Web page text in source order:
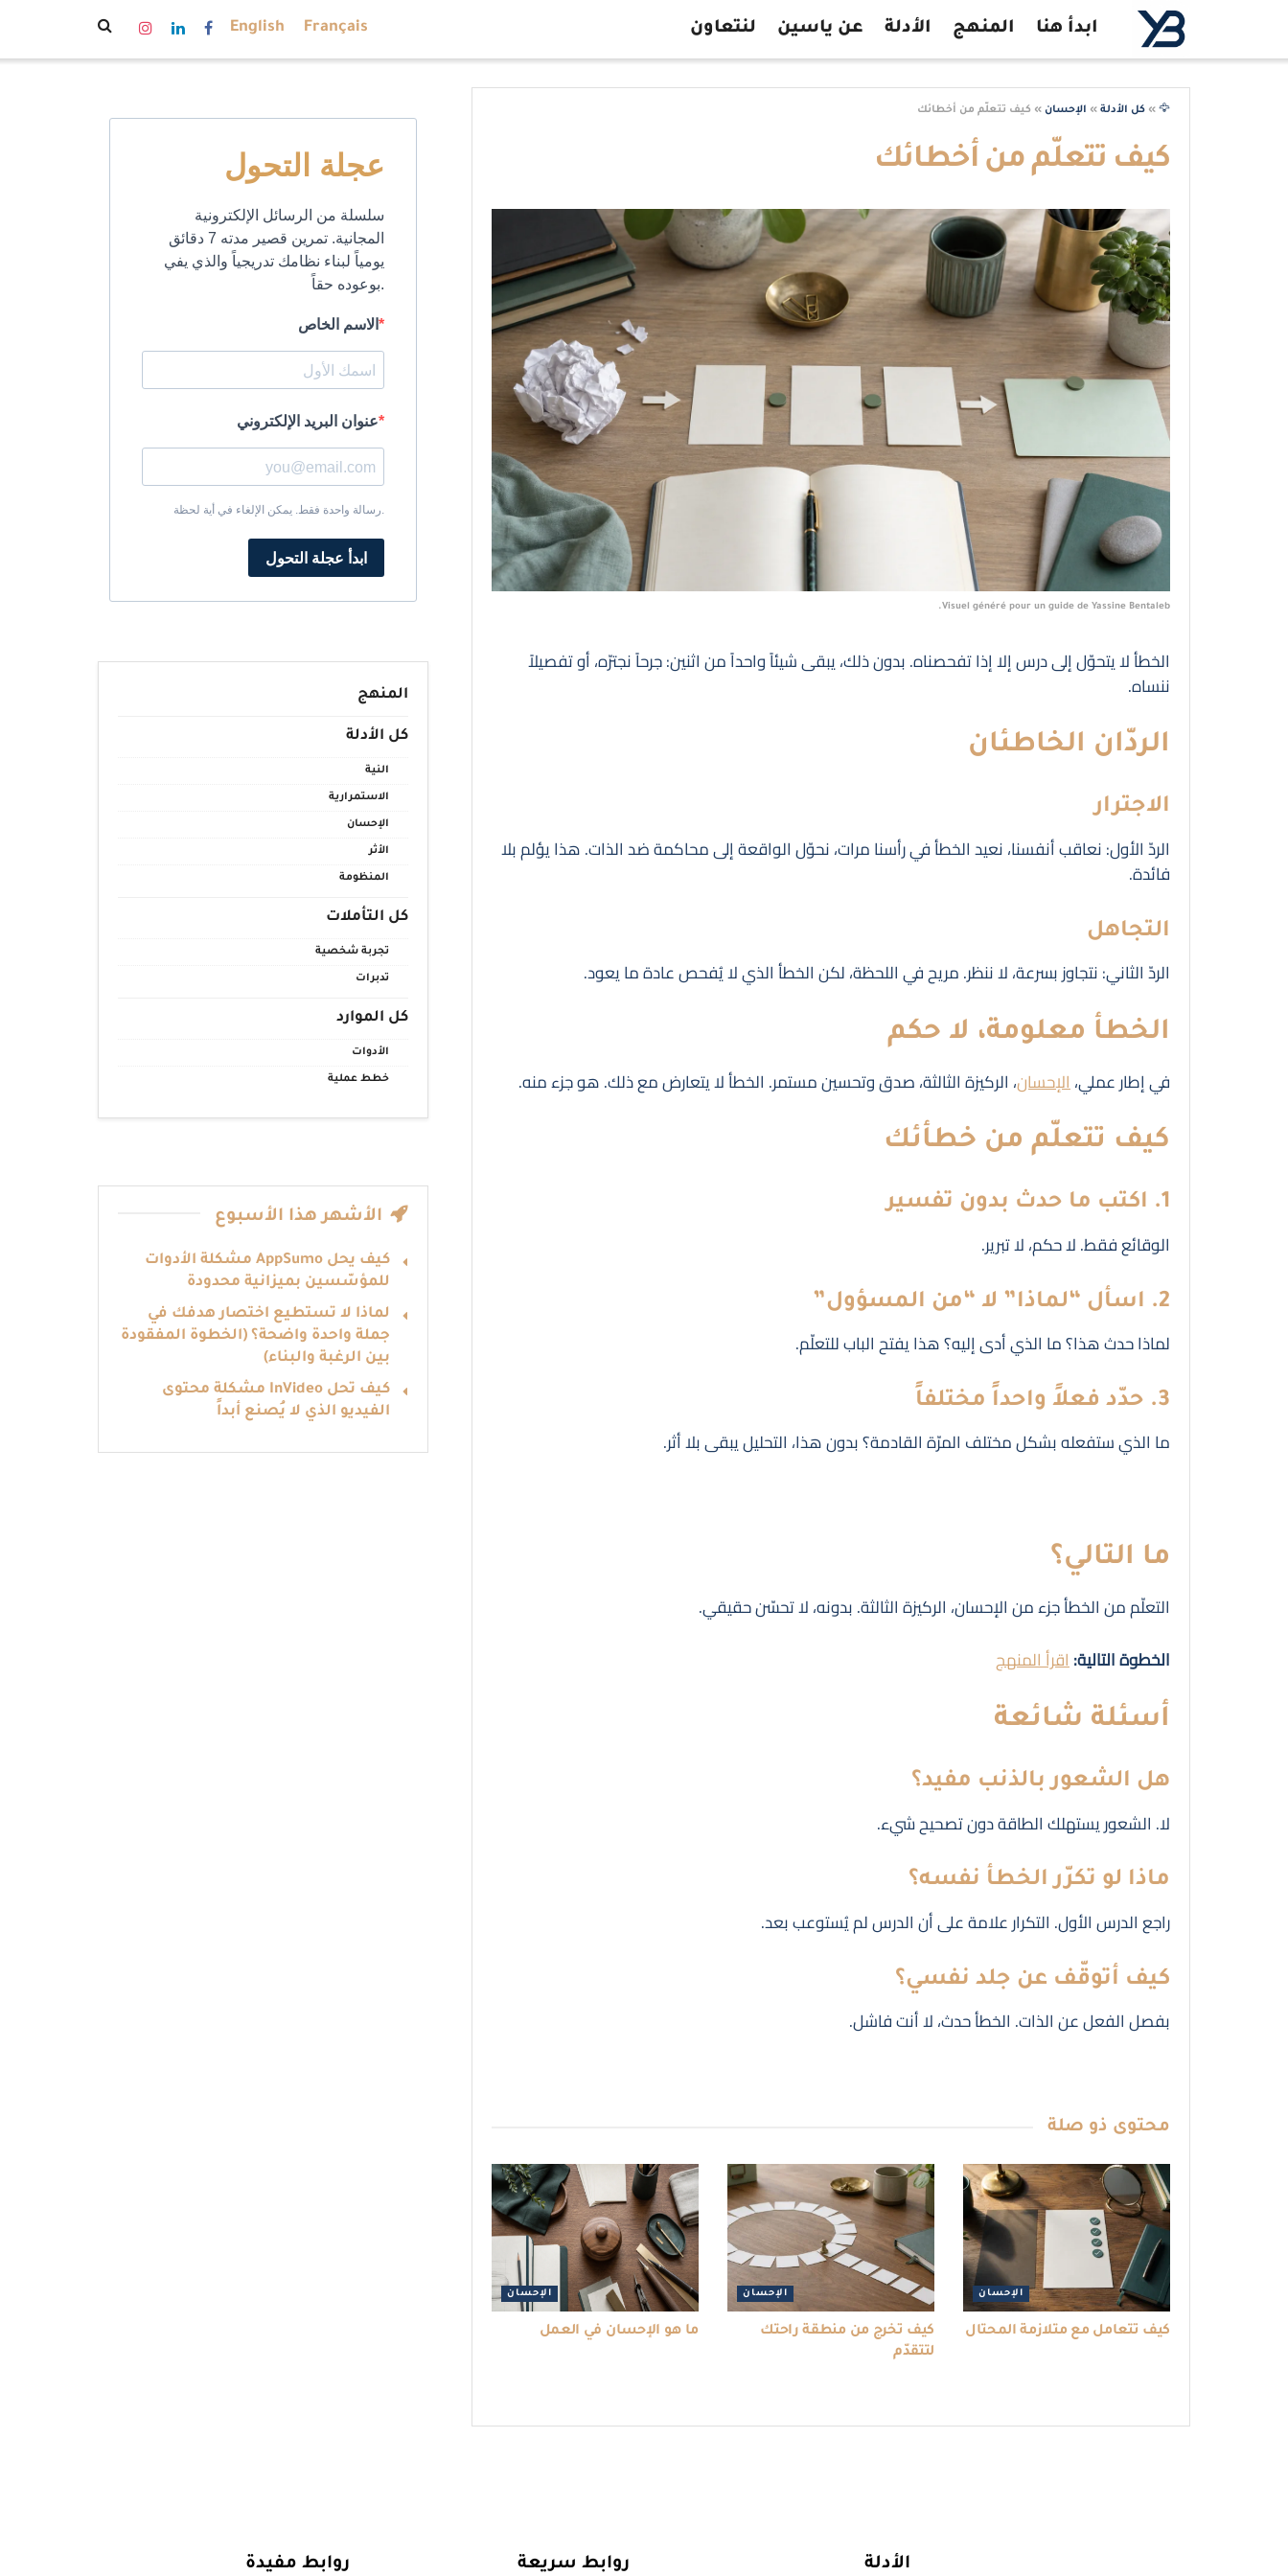
ابدأ هنا المنهج الأدلة عن ياسين لنتعاون Français
English
🦅
» كل الأدلة » الإحسان » كيف تتعلّم من أخطائك
كيف تتعلّم من أخطائك
Visuel généré pour un guide de Yassine Bentaleb.
الخطأ لا يتحوّل إلى درس إلا إذا تفحصناه. بدون ذلك، يبقى شيئاً واحداً من اثنين: جرحاً نجترّه، أو تفصيلاً
ننساه.
الردّان الخاطئان
الاجترار
الردّ الأول: نعاقب أنفسنا، نعيد الخطأ في رأسنا مرات، نحوّل الواقعة إلى محاكمة ضد الذات. هذا يؤلم بلا
فائدة.
التجاهل
الردّ الثاني: نتجاوز بسرعة، لا ننظر. مريح في اللحظة، لكن الخطأ الذي لا يُفحص عادة ما يعود.
الخطأ معلومة، لا حكم
في إطار عملي،الإحسان، الركيزة الثالثة، صدق وتحسين مستمر. الخطأ لا يتعارض مع ذلك. هو جزء منه.
كيف تتعلّم من خطأئك
1. اكتب ما حدث بدون تفسير
الوقائع فقط. لا حكم، لا تبرير.
2. اسأل “لماذا” لا “من المسؤول”
لماذا حدث هذا؟ ما الذي أدى إليه؟ هذا يفتح الباب للتعلّم.
3. حدّد فعلاً واحداً مختلفاً
ما الذي ستفعله بشكل مختلف المرّة القادمة؟ بدون هذا، التحليل يبقى بلا أثر.
ما التالي؟
التعلّم من الخطأ جزء من الإحسان، الركيزة الثالثة. بدونه، لا تحسّن حقيقي.
الخطوة التالية:اقرأ المنهج
أسئلة شائعة
هل الشعور بالذنب مفيد؟
لا. الشعور يستهلك الطاقة دون تصحيح شيء.
ماذا لو تكرّر الخطأ نفسه؟
راجع الدرس الأول. التكرار علامة على أن الدرس لم يُستوعب بعد.
كيف أتوقّف عن جلد نفسي؟
بفصل الفعل عن الذات. الخطأ حدث، لا أنت فاشل.
محتوى ذو صلة
الإحسان
كيف تتعامل مع متلازمة المحتال
الإحسان
كيف تخرج من منطقة راحتك
لتتقدّم
الإحسان
ما هو الإحسان في العمل
عجلة التحول
سلسلة من الرسائل الإلكترونية
المجانية. تمرين قصير مدته 7 دقائق
يومياً لبناء نظامك تدريجياً والذي يفي
بوعوده حقاً.
الاسم الخاص
عنوان البريد الإلكتروني
رسالة واحدة فقط. يمكن الإلغاء في أية لحظة.
ابدأ عجلة التحول
المنهج
كل الأدلة
النية
الاستمرارية
الإحسان
الأثر
المنظومة
كل التأملات
تجربة شخصية
تدبرات
كل الموارد
الأدوات
خطط عملية
الأشهر هذا الأسبوع
كيف يحل AppSumo مشكلة الأدوات
للمؤسّسين بميزانية محدودة
لماذا لا تستطيع اختصار هدفك في
جملة واحدة واضحة؟ (الخطوة المفقودة
بين الرغبة والبناء)
كيف تحل InVideo مشكلة محتوى
الفيديو الذي لا يُصنع أبداً
الأدلة روابط سريعة روابط مفيدة